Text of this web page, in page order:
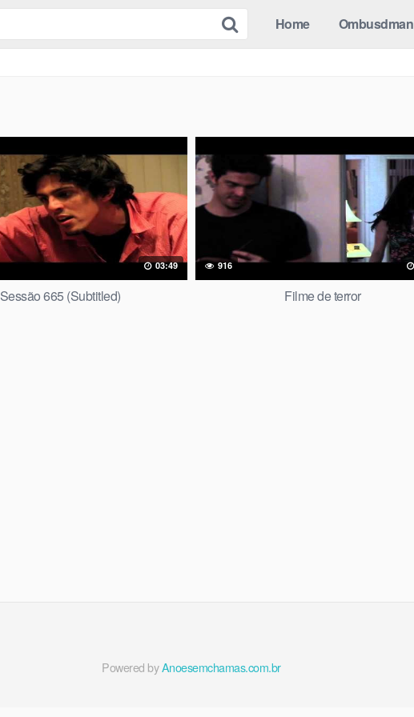
Home Ombusdman
03:49
Sessão 665 (Subtitled)
916
Filme de terror
Powered byAnoesemchamas.com.br